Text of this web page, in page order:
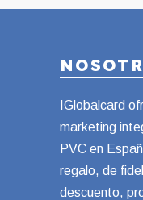
IGlobalcard
marketing
PVC en
regalo, de
descuento,